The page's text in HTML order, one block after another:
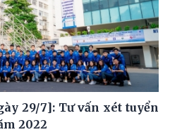
29/7]: Tư vấn xét tuyển
2022